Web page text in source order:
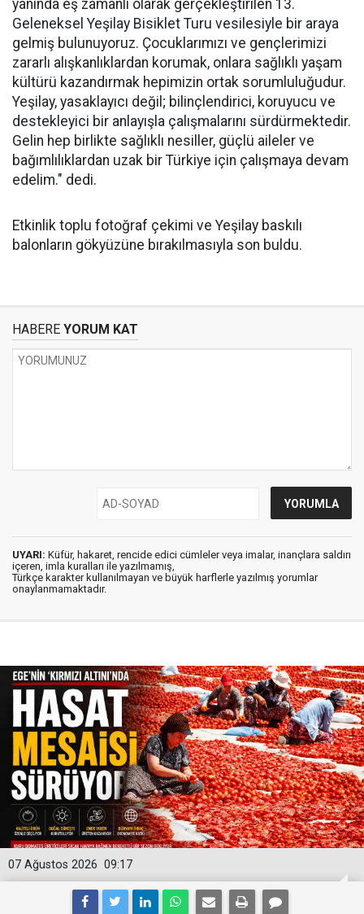
yanında eş zamanlı olarak gerçekleştirilen 13.
Geleneksel Yeşilay Bisiklet Turu vesilesiyle bir araya
gelmiş bulunuyoruz. Çocuklarımızı ve gençlerimizi
zararlı alışkanlıklardan korumak, onlara sağlıklı yaşam
kültürü kazandırmak hepimizin ortak sorumluluğudur.
Yeşilay, yasaklayıcı değil; bilinçlendirici, koruyucu ve
destekleyici bir anlayışla çalışmalarını sürdürmektedir.
Gelin hep birlikte sağlıklı nesiller, güçlü aileler ve
bağımlılıklardan uzak bir Türkiye için çalışmaya devam
edelim." dedi.
Etkinlik toplu fotoğraf çekimi ve Yeşilay baskılı
balonların gökyüzüne bırakılmasıyla son buldu.
HABERE YORUM KAT
UYARI: Küfür, hakaret, rencide edici cümleler veya imalar, inançlara saldırı
içeren, imla kuralları ile yazılmamış,
Türkçe karakter kullanılmayan ve büyük harflerle yazılmış yorumlar
onaylanmamaktadır.
09:17
07 Ağustos 2026